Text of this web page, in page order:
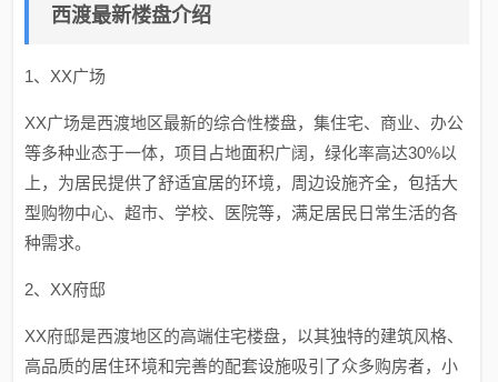
西渡最新楼盘介绍
1、XX广场
XX广场是西渡地区最新的综合性楼盘，集住宅、商业、办公
等多种业态于一体，项目占地面积广阔，绿化率高达30%以
上，为居民提供了舒适宜居的环境，周边设施齐全，包括大
型购物中心、超市、学校、医院等，满足居民日常生活的各
种需求。
2、XX府邸
XX府邸是西渡地区的高端住宅楼盘，以其独特的建筑风格、
高品质的居住环境和完善的配套设施吸引了众多购房者，小